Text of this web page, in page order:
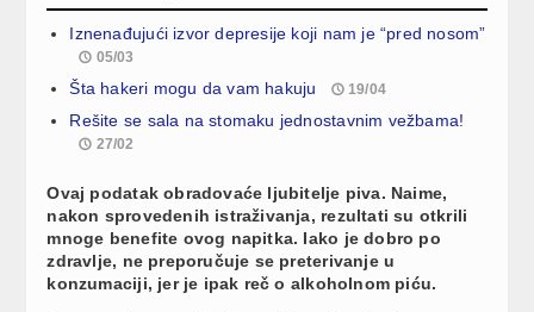
Iznenađujući izvor depresije koji nam je “pred nosom”
05/03
Šta hakeri mogu da vam hakuju 19/04
Rešite se sala na stomaku jednostavnim vežbama!
27/02
Ovaj podatak obradovaće ljubitelje piva. Naime,
nakon sprovedenih istraživanja, rezultati su otkrili
mnoge benefite ovog napitka. Iako je dobro po
zdravlje, ne preporučuje se preterivanje u
konzumaciji, jer je ipak reč o alkoholnom piću.